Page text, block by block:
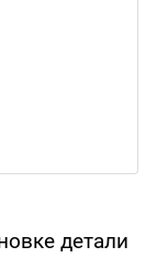
детали